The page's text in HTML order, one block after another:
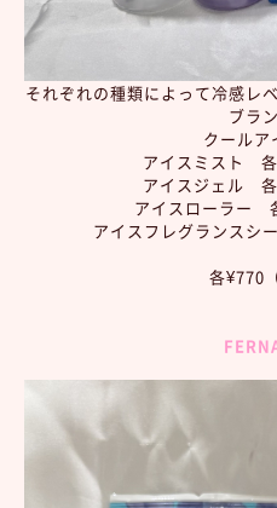
それぞれの種類によって冷感レ
ブラ
クールア
アイスミスト 各
アイスジェル 各
アイスローラー
アイスフレグランスシ
トワイライ
各¥770